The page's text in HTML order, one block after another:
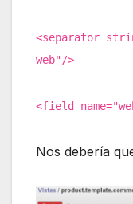
<separator
web"/>
<field
Nos debería